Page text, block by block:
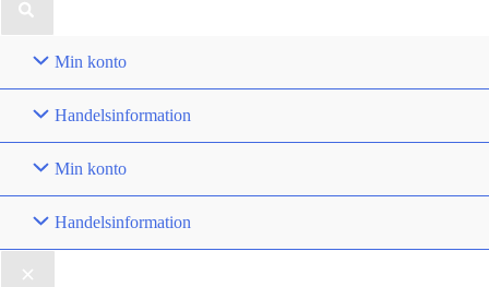
Min konto
Handelsinformation
Min konto
Handelsinformation